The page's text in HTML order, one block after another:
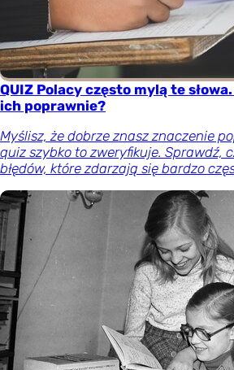
QUIZ Polacy często mylą te
ich poprawnie?
Myślisz, że dobrze znasz znaczenie
quiz szybko to zweryfikuje. Sprawdź,
błędów, które zdarzają się bardzo